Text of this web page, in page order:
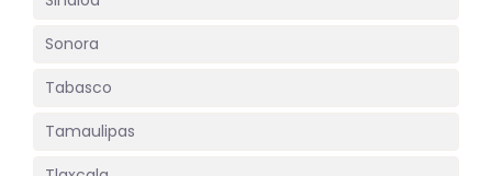
Sonora
Tabasco
Tamaulipas